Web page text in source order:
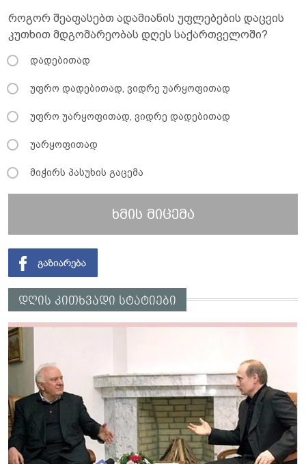
როგორ შეაფასებთ ადამიანის უფლებების დაცვის
კუთხით მდგომარეობას დღეს საქართველოში?
დადებითად
უფრო დადებითად, ვიდრე უარყოფითად
უფრო უარყოფითად, ვიდრე დადებითად
უარყოფითად
მიჭირს პასუხის გაცემა
ხმის მიცემა
დღის კითხვადი სტატიები